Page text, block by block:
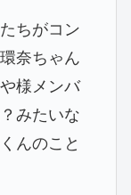
ちがコン
奈ちゃん
様メンバ
みたいな
んのこと